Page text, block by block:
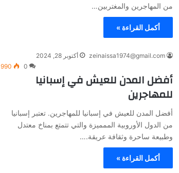
من المهاجرين والمغتربين…
أكمل القراءة »
zeinaissa1974@gmail.com
أكتوبر 28, 2024
0
990
أفضل المدن للعيش في إسبانيا
للمهاجرين
أفضل المدن للعيش في إسبانيا للمهاجرين. تعتبر إسبانيا
من الدول الأوروبية الممميزة والتي تتمتع بمناخ معتدل
وطبيعة ساحرة وثقافة عريقة.…
أكمل القراءة »